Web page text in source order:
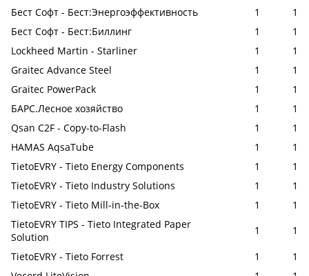
Бест Софт - Бест:Энергоэффективность 1
1
Бест Софт - Бест:Биллинг
1
1
Lockheed Martin - Starliner
1
1
Graitec Advance Steel
1
1
Graitec PowerPack
1
1
БАРС.Лесное хозяйство
1
1
Qsan C2F - Copy-to-Flash
1
1
HAMAS AqsaTube
1
1
TietoEVRY - Tieto Energy Components
1
1
TietoEVRY - Tieto Industry Solutions
1
1
TietoEVRY - Tieto Mill-in-the-Box
1
1
TietoEVRY TIPS - Tieto Integrated Paper
Solution
1
1
TietoEVRY - Tieto Forrest
1
1